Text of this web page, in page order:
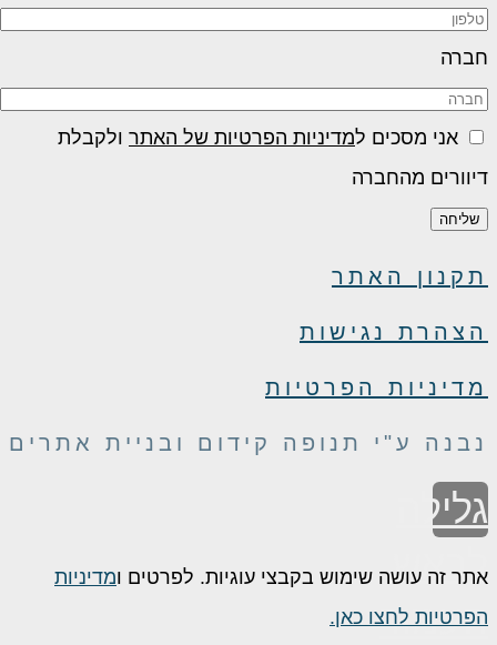
אני מסכים ל מדיניות הפרטיות של האתרולקבלת
מהחברה
שליחה
האתר
נגישות
הפרטיות
ע"י תנופה קידום ובניית אתרים
זה עושה שימוש בקבצי עוגיות. לפרטים ומדיניות
לחצו כאן.